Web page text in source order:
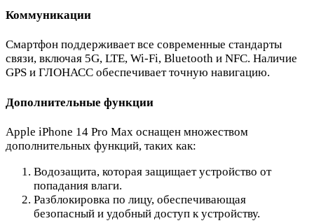
Коммуникации
Смартфон поддерживает все современные стандарты
связи, включая 5G, LTE, Wi-Fi, Bluetooth и NFC. Наличие
GPS и ГЛОНАСС обеспечивает точную навигацию.
Дополнительные функции
Apple iPhone 14 Pro Max оснащен множеством
дополнительных функций, таких как:
Водозащита, которая защищает устройство от
попадания влаги.
Разблокировка по лицу, обеспечивающая
безопасный и удобный доступ к устройству.